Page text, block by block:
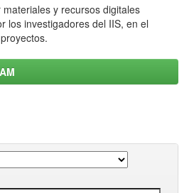
y recursos digitales
los investigadores del IIS, en el